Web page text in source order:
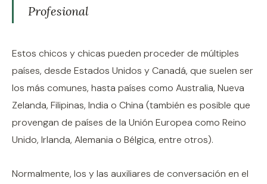
Profesional
Estos chicos y chicas pueden proceder de múltiples
países, desde Estados Unidos y Canadá, que suelen ser
los más comunes, hasta países como Australia, Nueva
Zelanda, Filipinas, India o China (también es posible que
provengan de países de la Unión Europea como Reino
Unido, Irlanda, Alemania o Bélgica, entre otros).
Normalmente, los y las auxiliares de conversación en el